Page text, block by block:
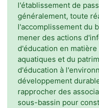
l'établissement de
généralement, toute
l'accomplissement du
mener des actions
d'éducation en
aquatiques et du
d'éducation à
développement
rapprocher des
sous-bassin pour